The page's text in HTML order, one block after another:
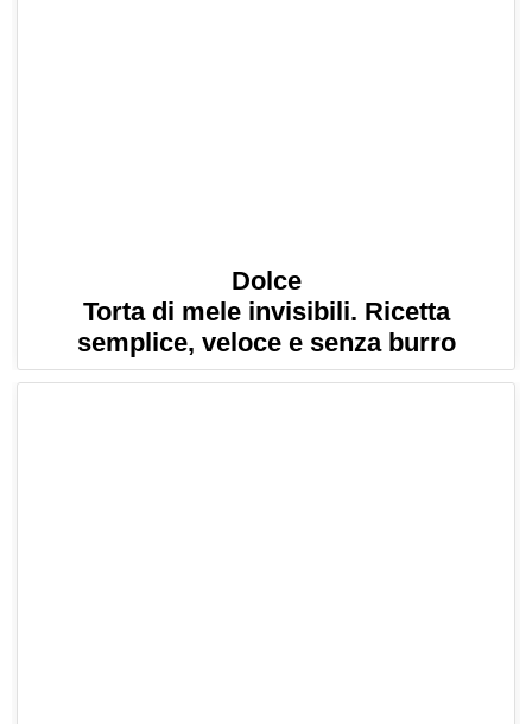
Dolce
Torta di mele invisibili. Ricetta
semplice, veloce e senza burro